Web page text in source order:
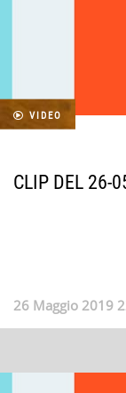
VIDEO
CLIP DEL 26-
26 Maggio 2019